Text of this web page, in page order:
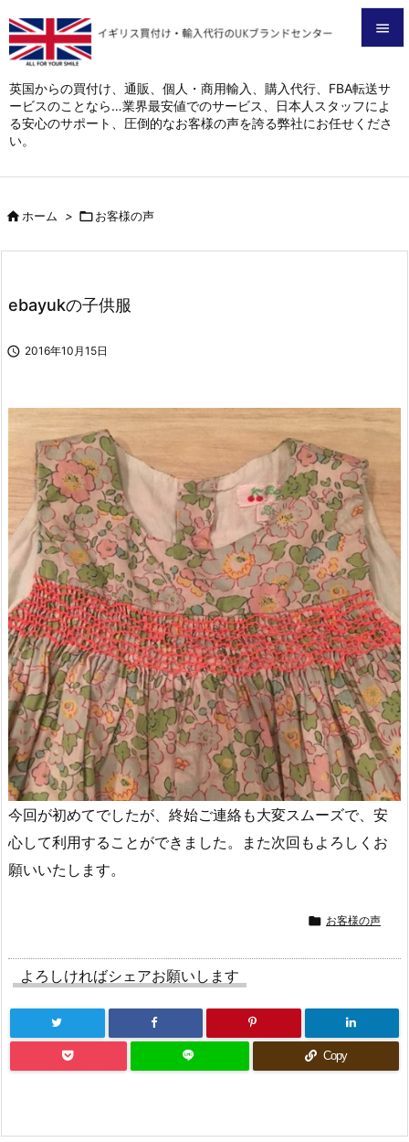
英国からの買付け、通販、個人・商用輸入、購入代行、FBA転送サ
ービスのことなら…業界最安値でのサービス、日本人スタッフによ
る安心のサポート、圧倒的なお客様の声を誇る弊社にお任せくださ
い。

メニュ

サイド
前へ

ホーム > お客様の声
ebayukの子供服
 2016年10月15日
今回が初めてでしたが、終始ご連絡も大変スムーズで、安
心して利用することができました。また次回もよろしくお
願いいたします。
 お客様の声
よろしければシェアお願いします
Copy